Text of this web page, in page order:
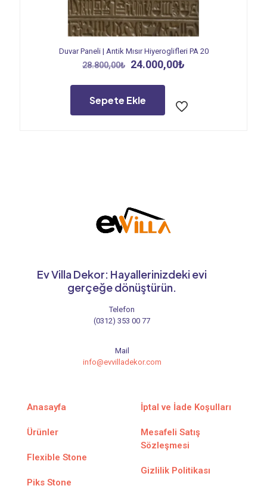
Duvar Paneli | Antik Mısır Hiyeroglifleri PA 20
28.800,00₺ Orijinal
28.800,00₺.
24.000,00₺
24.000,00₺.
Sepete Ekle
Ev Villa Dekor: Hayallerinizdeki evi
gerçeğe dönüştürün.
Telefon
(0312) 353 00 77
Mail
info@evvilladekor.com
Anasayfa
Ürünler
Flexible Stone
Piks Stone
İptal ve İade Koşulları
Mesafeli Satış
Sözleşmesi
Gizlilik Politikası